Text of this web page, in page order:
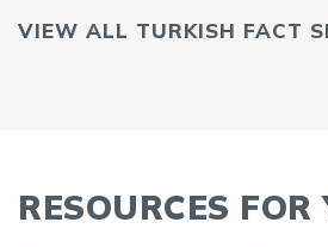
VIEW ALL TURKISH FACT
RESOURCES FOR